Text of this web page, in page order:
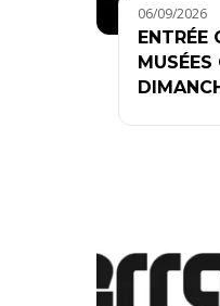
06/09/2026
ENTRÉE
MUSÉES